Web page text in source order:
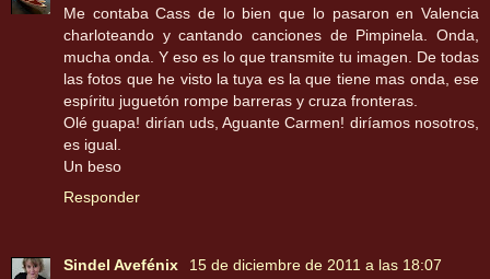
Me contaba Cass de lo bien que lo pasaron en Valencia
charloteando y cantando canciones de Pimpinela. Onda,
mucha onda. Y eso es lo que transmite tu imagen. De todas
las fotos que he visto la tuya es la que tiene mas onda, ese
espíritu juguetón rompe barreras y cruza fronteras.
Olé guapa! dirían uds, Aguante Carmen! diríamos nosotros,
es igual.
Un beso
Responder
Sindel Avefénix
15 de diciembre de 2011 a las 18:07